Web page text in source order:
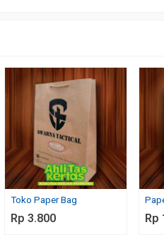
Toko Paper Bag
Rp 3.800 Rp